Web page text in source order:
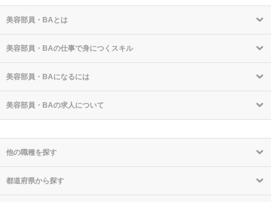
美容部員・BAとは
美容部員・BAの仕事で身につくスキル
美容部員・BAになるには
美容部員・BAの求人について
他の職種を探す
都道府県から探す